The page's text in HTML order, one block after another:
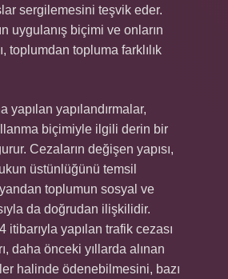
sergilemesini teşvik eder.
uygulanış biçimi ve onların
toplumdan topluma farklılık
yapılan yapılandırmalar,
biçimiyle ilgili derin bir
Cezaların değişen yapısı,
üstünlüğünü temsil
toplumun sosyal ve
da doğrudan ilişkilidir.
itibarıyla yapılan trafik cezası
daha önceki yıllarda alınan
halinde ödenebilmesini, bazı